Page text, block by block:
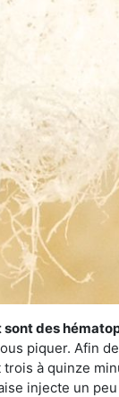
sont des
piquer. Afin
à quinze
injecte un